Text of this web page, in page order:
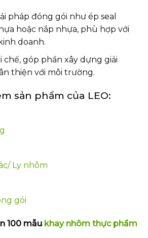
pháp đóng gói như ép seal
hoặc nắp nhựa, phù hợp với
doanh.
chế, góp phần xây dựng giải
thiện với môi trường.
sản phẩm của LEO:
Ly nhôm
gói
100 mẫu khay nhôm thực phẩm